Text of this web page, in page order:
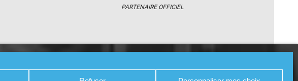
PARTENAIRE OFFICIEL
PHOTOS / WEB TV PARTENAIRES PRESSE